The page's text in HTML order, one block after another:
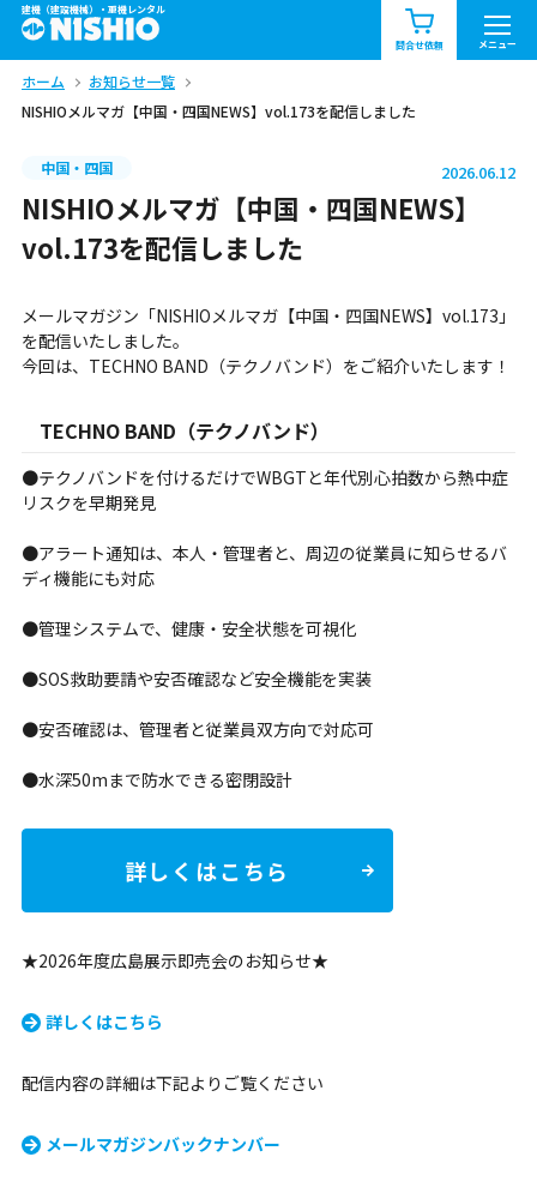
建機（建設機械）・重機レンタル
問合せ依頼 メニュー
商品一覧 お知らせ一覧
問合せ依頼リスト
北海道 東北 関東
中部 関西
九州・沖縄（外部）
ホーム
お知らせ一覧
NISHIOメルマガ【中国・四国NEWS】vol.173を配信しました
中国・四国 2026.06.12
NISHIOメルマガ【中国・四国NEWS】
vol.173を配信しました
メールマガジン「NISHIOメルマガ【中国・四国NEWS】vol.173」
を配信いたしました。
今回は、TECHNO BAND（テクノバンド）をご紹介いたします！
TECHNO BAND（テクノバンド）
●テクノバンドを付けるだけでWBGTと年代別心拍数から熱中症
リスクを早期発見
●アラート通知は、本人・管理者と、周辺の従業員に知らせるバ
ディ機能にも対応
●管理システムで、健康・安全状態を可視化
●SOS救助要請や安否確認など安全機能を実装
●安否確認は、管理者と従業員双方向で対応可
●水深50mまで防水できる密閉設計
詳しくはこちら
★2026年度広島展示即売会のお知らせ★
詳しくはこちら
配信内容の詳細は下記よりご覧ください
メールマガジンバックナンバー